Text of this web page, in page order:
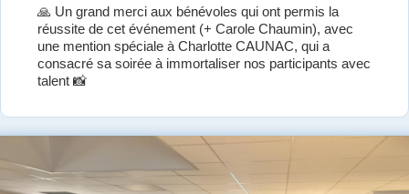
🙏 Un grand merci aux bénévoles qui ont permis la
réussite de cet événement (+ Carole Chaumin), avec
une mention spéciale à Charlotte CAUNAC, qui a
consacré sa soirée à immortaliser nos participants avec
talent 📸